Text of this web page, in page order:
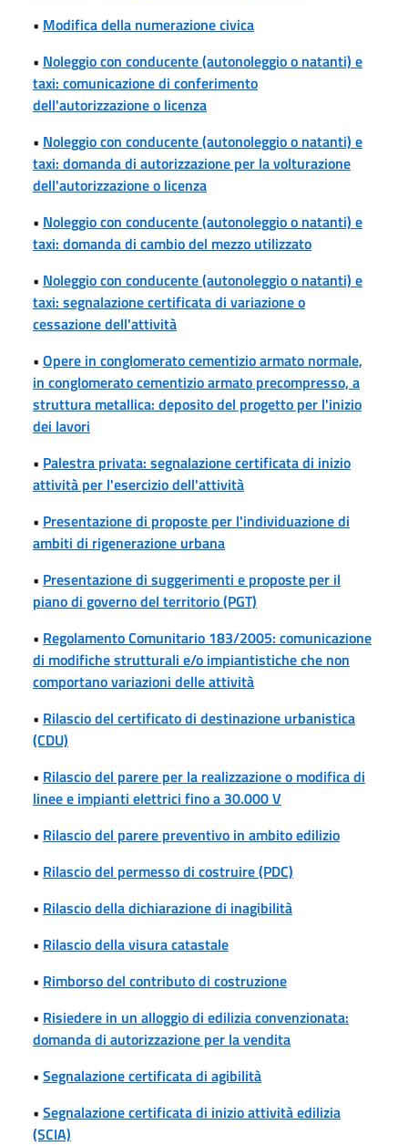
• Modifica della numerazione civica
• Noleggio con conducente (autonoleggio o natanti) e
taxi: comunicazione di conferimento
dell'autorizzazione o licenza
• Noleggio con conducente (autonoleggio o natanti) e
taxi: domanda di autorizzazione per la volturazione
dell'autorizzazione o licenza
• Noleggio con conducente (autonoleggio o natanti) e
taxi: domanda di cambio del mezzo utilizzato
• Noleggio con conducente (autonoleggio o natanti) e
taxi: segnalazione certificata di variazione o
cessazione dell'attività
• Opere in conglomerato cementizio armato normale,
in conglomerato cementizio armato precompresso, a
struttura metallica: deposito del progetto per l'inizio
dei lavori
• Palestra privata: segnalazione certificata di inizio
attività per l'esercizio dell'attività
• Presentazione di proposte per l'individuazione di
ambiti di rigenerazione urbana
• Presentazione di suggerimenti e proposte per il
piano di governo del territorio (PGT)
• Regolamento Comunitario 183/2005: comunicazione
di modifiche strutturali e/o impiantistiche che non
comportano variazioni delle attività
• Rilascio del certificato di destinazione urbanistica
(CDU)
• Rilascio del parere per la realizzazione o modifica di
linee e impianti elettrici fino a 30.000 V
• Rilascio del parere preventivo in ambito edilizio
• Rilascio del permesso di costruire (PDC)
• Rilascio della dichiarazione di inagibilità
• Rilascio della visura catastale
• Rimborso del contributo di costruzione
• Risiedere in un alloggio di edilizia convenzionata:
domanda di autorizzazione per la vendita
• Segnalazione certificata di agibilità
• Segnalazione certificata di inizio attività edilizia
(SCIA)